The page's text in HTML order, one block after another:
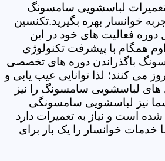
تعمیرات لباسشویی سامسونگ
خوانسار بهره بگیرید.تکنسین
فعالیت های خود در این
همگام با پیشرفت تکنولوژی
باگذراندن دوره های تخصصی
می کنند؛ لذا توانایی عیب یابی و
های لباسشویی سامسونگ را نیز
نیز لباسشویی سامسونگی
است و نیاز به تعمیرات دارد
خدمات خوانسار را یک بار برای